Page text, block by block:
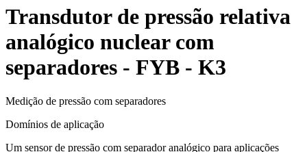
Transdutor de pressão relativa
analógico nuclear com
separadores - FYB - K3
Medição de pressão com separadores
Domínios de aplicação
Um sensor de pressão com separador analógico para aplicações